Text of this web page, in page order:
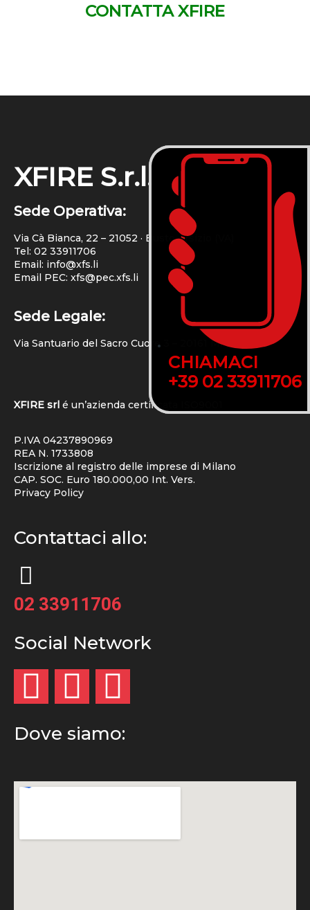
CONTATTA XFIRE
XFIRE S.r.l.
Sede Operativa:
Via Cà Bianca, 22 – 21052 · Busto Arsizio (VA)
Tel: 02 33911706
Email: info@xfs.li
Email PEC: xfs@pec.xfs.li
Sede Legale:
Via Santuario del Sacro Cuore 3 – 20161 Milano (MI)
XFIRE srl é un’azienda certificata
P.IVA 04237890969
REA N. 1733808
Iscrizione al registro delle imprese di Milano
CAP. SOC. Euro 180.000,00 Int. Vers.
Privacy Policy
Contattaci allo:
02 33911706
Social Network
CHIAMACI
+39 02 33911706
Dove siamo:
CHIAMACI
+39 02 33911706